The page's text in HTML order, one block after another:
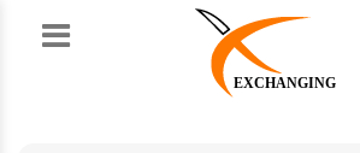
EXCHANGING